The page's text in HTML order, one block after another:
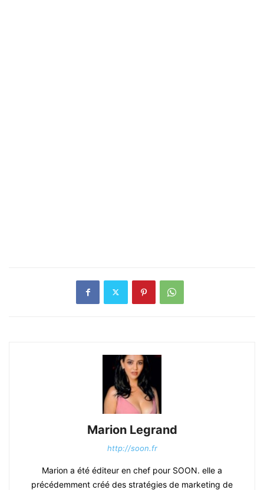
Marion Legrand
http://soon.fr
Marion a été éditeur en chef pour SOON. elle a
précédemment créé des stratégies de marketing de